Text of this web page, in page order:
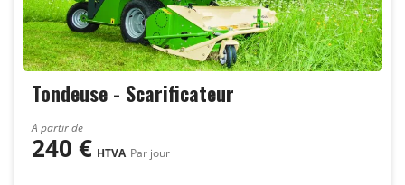
Tondeuse - Scarificateur
A partir de
240 € HTVA Par jour